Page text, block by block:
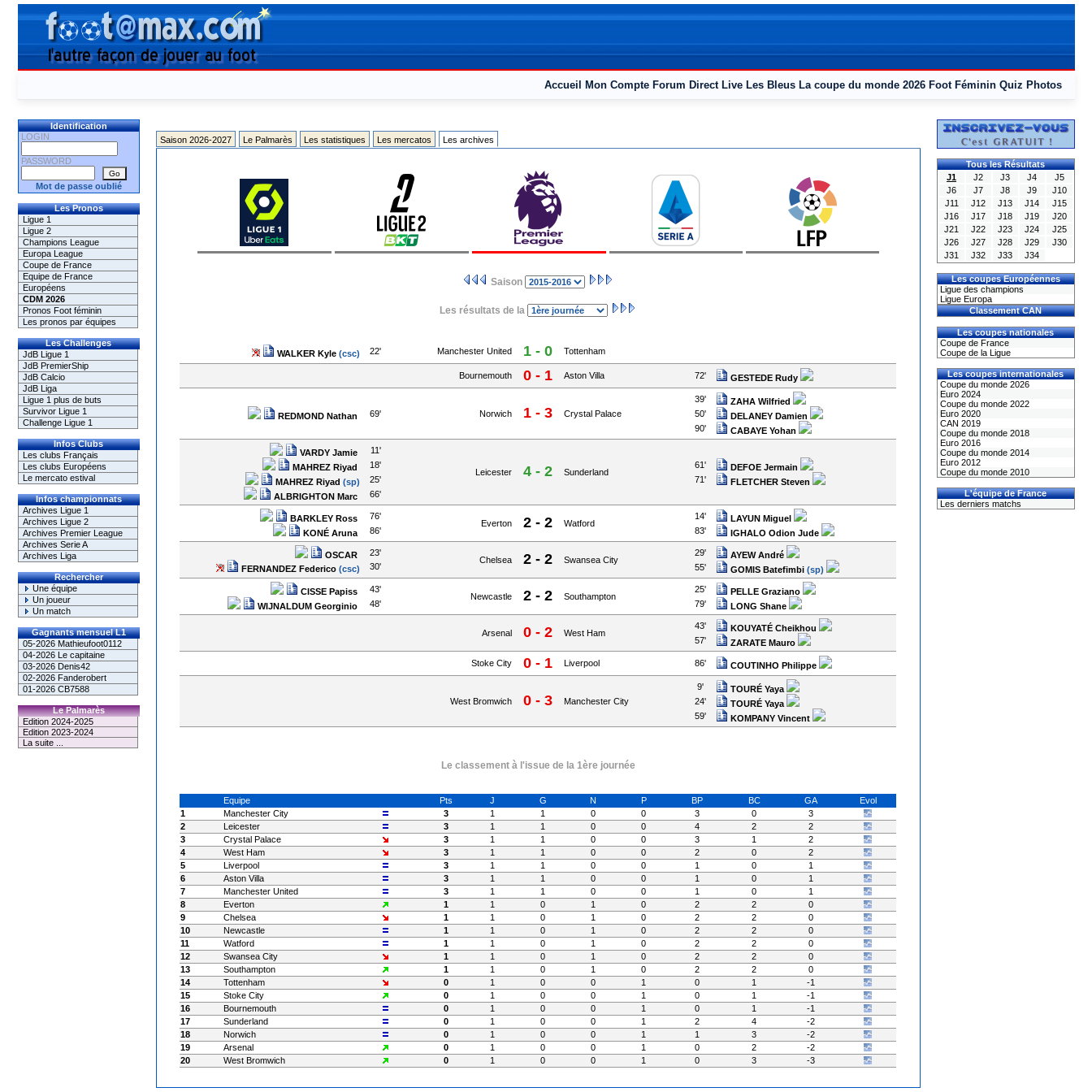
Accueil Mon Compte Forum Direct Live Les Bleus La coupe du monde 2026 Foot Féminin Quiz Photos
Identification
LOGIN
PASSWORD
Mot de passe oublié
Les Pronos
Ligue 1
Ligue 2
Champions League
Europa League
Coupe de France
Equipe de France
Européens
CDM 2026
Pronos Foot féminin
Les pronos par équipes
Les Challenges
JdB Ligue 1
JdB PremierShip
JdB Calcio
JdB Liga
Ligue 1 plus de buts
Survivor Ligue 1
Challenge Ligue 1
Infos Clubs
Les clubs Français
Les clubs Européens
Le mercato estival
Infos championnats
Archives Ligue 1
Archives Ligue 2
Archives Premier League
Archives Serie A
Archives Liga
Rechercher
Une équipe
Un joueur
Un match
Gagnants mensuel L1
05-2026 Mathieufoot0112
04-2026 Le capitaine
03-2026 Denis42
02-2026 Fanderobert
01-2026 CB7588
Le Palmarès
Edition 2024-2025
Edition 2023-2024
La suite ...
Saison 2026-2027 Le Palmarès Les statistiques Les mercatos Les archives
Saison
Les résultats de la
WALKER Kyle (csc) 22' Manchester United 1 - 0 Tottenham
Bournemouth 0 - 1 Aston Villa 72' GESTEDE Rudy
REDMOND Nathan 69' Norwich 1 - 3 Crystal Palace
39'
ZAHA Wilfried
50'
DELANEY Damien
90'
CABAYE Yohan
VARDY Jamie
11'
MAHREZ Riyad
18'
MAHREZ Riyad (sp)
25'
ALBRIGHTON Marc
66'
Leicester 4 - 2 Sunderland
61'
DEFOE Jermain
71'
FLETCHER Steven
BARKLEY Ross
76'
KONÉ Aruna
86'
Everton 2 - 2 Watford
14'
LAYUN Miguel
83'
IGHALO Odion Jude
OSCAR
23'
FERNANDEZ Federico (csc) 30'
Chelsea 2 - 2 Swansea City
29'
AYEW André
55'
GOMIS Batefimbi (sp)
CISSE Papiss
43'
WIJNALDUM Georginio
48'
Newcastle 2 - 2 Southampton
25'
PELLE Graziano
79'
LONG Shane
Arsenal 0 - 2 West Ham
43'
KOUYATÉ Cheikhou
57'
ZARATE Mauro
Stoke City 0 - 1 Liverpool 86' COUTINHO Philippe
West Bromwich 0 - 3 Manchester City
9'
TOURÉ Yaya
24'
TOURÉ Yaya
59'
KOMPANY Vincent
Le classement à l'issue de la 1ère journée
Equipe Pts J G N P BP BC GA
Evol
1
Manchester City 3 1 1 0 0 3 0
3
2
Leicester 3 1 1 0 0 4 2
2
3
Crystal Palace 3 1 1 0 0 3 1
2
4
West Ham 3 1 1 0 0 2 0
2
5
Liverpool 3 1 1 0 0 1 0
1
6
Aston Villa 3 1 1 0 0 1 0
1
7
Manchester United 3 1 1 0 0 1 0
1
8
Everton 1 1 0 1 0 2 2
0
9
Chelsea 1 1 0 1 0 2 2
0
10
Newcastle 1 1 0 1 0 2 2
0
11
Watford 1 1 0 1 0 2 2
0
12
Swansea City 1 1 0 1 0 2 2
0
13
Southampton 1 1 0 1 0 2 2
0
14
Tottenham 0 1 0 0 1 0 1
-1
15
Stoke City 0 1 0 0 1 0 1
-1
16
Bournemouth 0 1 0 0 1 0 1
-1
17
Sunderland 0 1 0 0 1 2 4
-2
18
Norwich 0 1 0 0 1 1 3
-2
19
Arsenal 0 1 0 0 1 0 2
-2
20
West Bromwich 0 1 0 0 1 0 3 -3
Tous les Résultats
J1
J2 J3 J4
J5
J6
J7 J8 J9
J10
J11
J12 J13 J14
J15
J16
J17 J18 J19
J20
J21
J22 J23 J24
J25
J26
J27 J28 J29
J30
J31
J32 J33 J34
Les coupes Européennes
Ligue des champions
Ligue Europa
Classement CAN
Les coupes nationales
Coupe de France
Coupe de la Ligue
Les coupes internationales
Coupe du monde 2026
Euro 2024
Coupe du monde 2022
Euro 2020
CAN 2019
Coupe du monde 2018
Euro 2016
Coupe du monde 2014
Euro 2012
Coupe du monde 2010
L'équipe de France
Les derniers matchs